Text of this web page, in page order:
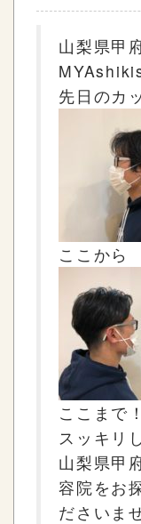
山梨県甲
先日のカ
ここから
ここまで
スッキリ
山梨県甲
容院をお
ださいませ